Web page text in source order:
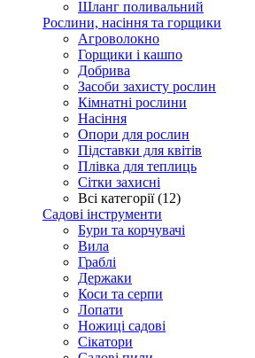
Шланг поливальний
Рослини, насіння та горщики
Агроволокно
Горщики і кашпо
Добрива
Засоби захисту рослин
Кімнатні рослини
Насіння
Опори для рослин
Підставки для квітів
Плівка для теплиць
Сітки захисні
Всі категорії (12)
Садові інструменти
Бури та корчувачі
Вила
Граблі
Держаки
Коси та серпи
Лопати
Ножиці садові
Сікатори